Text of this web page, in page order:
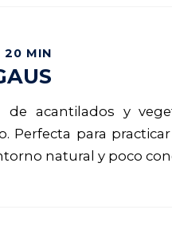
20 MIN
de acantilados y
Perfecta para
natural y poco